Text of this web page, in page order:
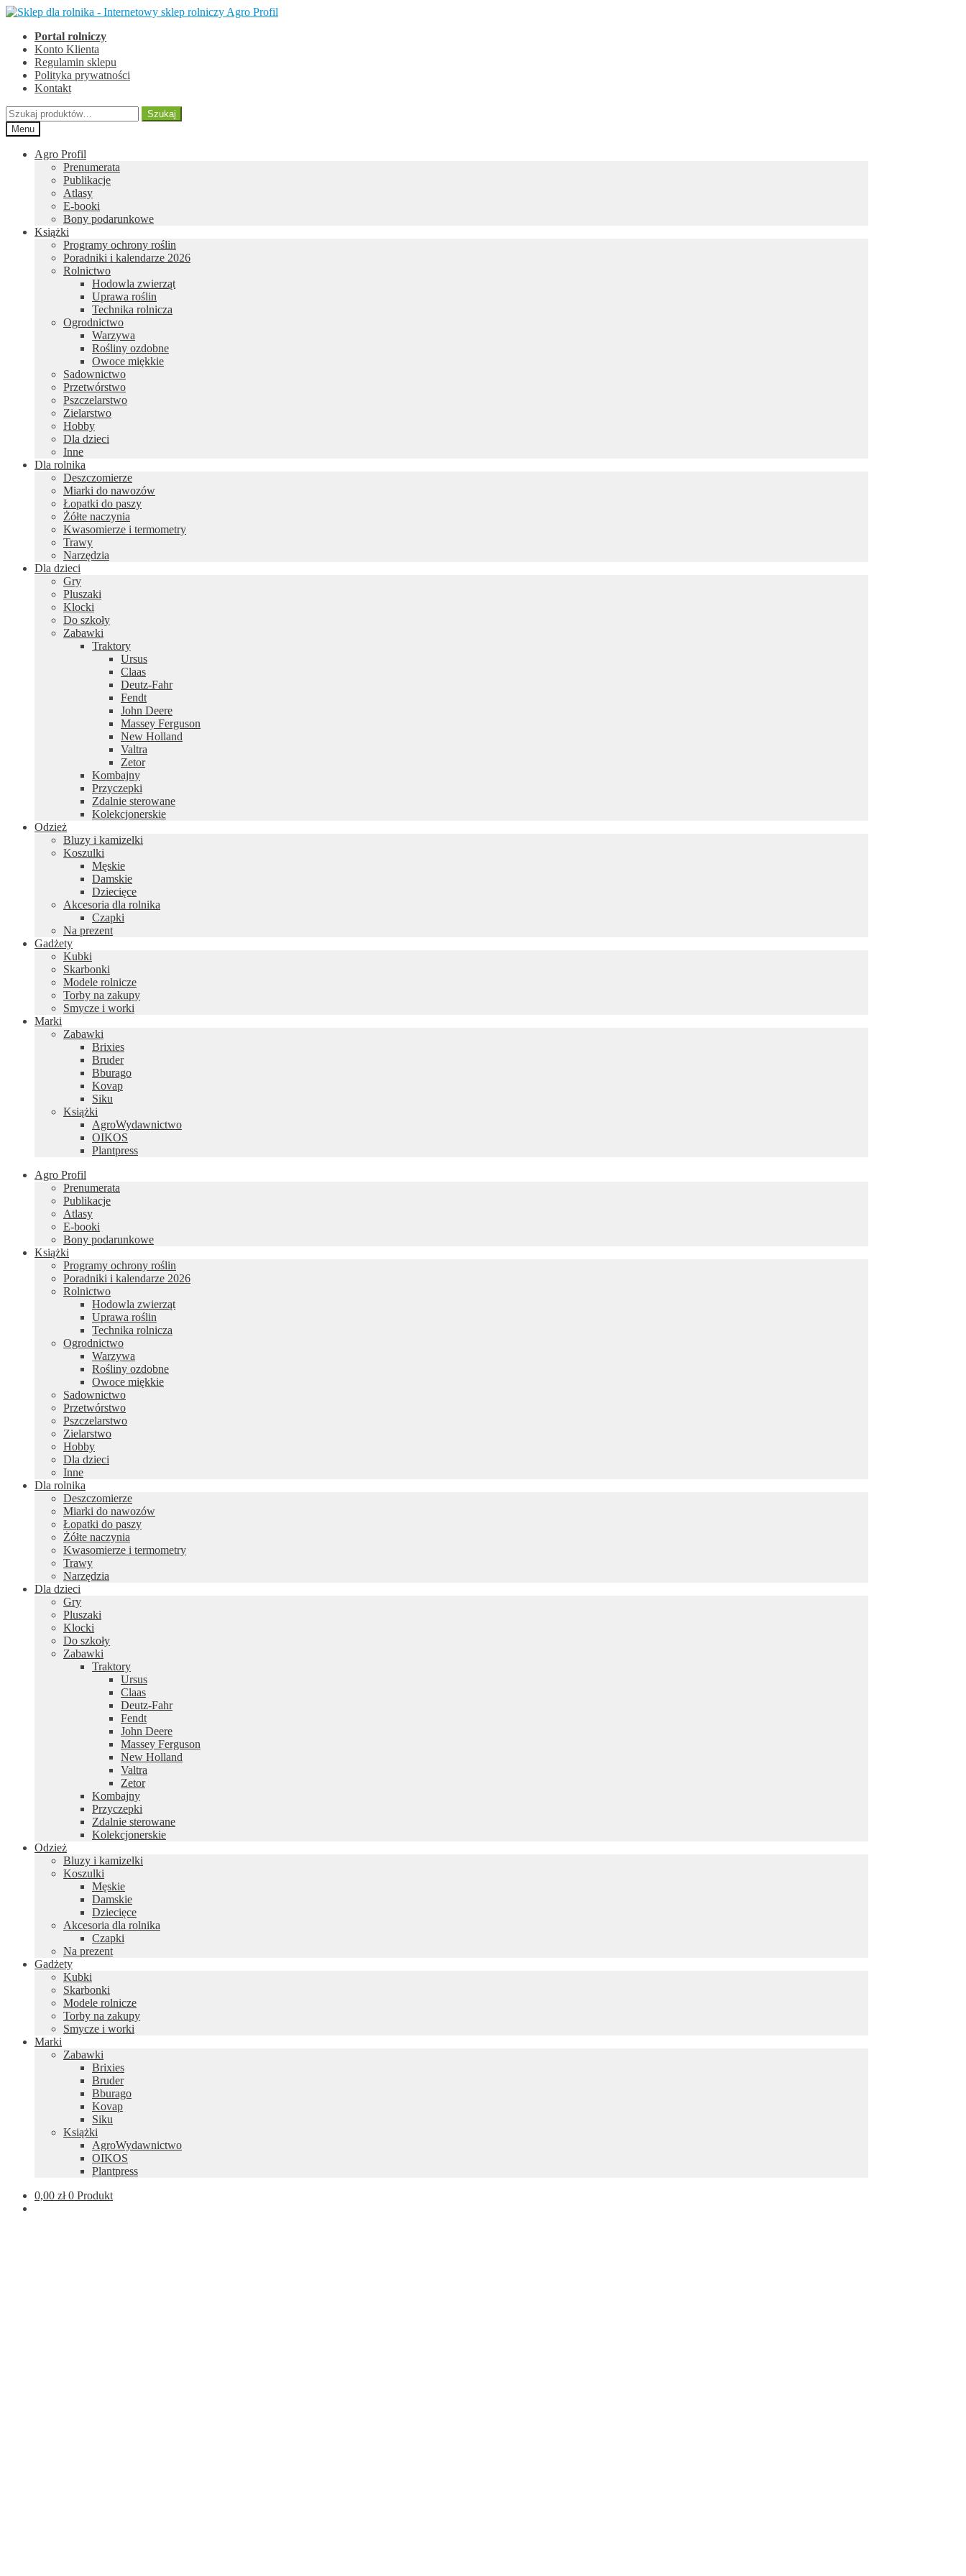
Przejdź
nawigacji
Przejdź
treści
Portal rolniczy
Konto Klienta
Regulamin sklepu
Polityka prywatności
Kontakt
Szukaj:
Szukaj
Menu
Agro Profil
Prenumerata
Publikacje
Atlasy
E-booki
Bony podarunkowe
Książki
Programy ochrony roślin
Poradniki i kalendarze 2026
Rolnictwo
Hodowla zwierząt
Uprawa roślin
Technika rolnicza
Ogrodnictwo
Warzywa
Rośliny ozdobne
Owoce miękkie
Sadownictwo
Przetwórstwo
Pszczelarstwo
Zielarstwo
Hobby
Dla dzieci
Inne
Dla rolnika
Deszczomierze
Miarki do nawozów
Łopatki do paszy
Żółte naczynia
Kwasomierze i termometry
Trawy
Narzędzia
Dla dzieci
Gry
Pluszaki
Klocki
Do szkoły
Zabawki
Traktory
Ursus
Claas
Deutz-Fahr
Fendt
John Deere
Massey Ferguson
New Holland
Valtra
Zetor
Kombajny
Przyczepki
Zdalnie sterowane
Kolekcjonerskie
Odzież
Bluzy i kamizelki
Koszulki
Męskie
Damskie
Dziecięce
Akcesoria dla rolnika
Czapki
Na prezent
Gadżety
Kubki
Skarbonki
Modele rolnicze
Torby na zakupy
Smycze i worki
Marki
Zabawki
Brixies
Bruder
Bburago
Kovap
Siku
Książki
AgroWydawnictwo
OIKOS
Plantpress
Agro Profil
Prenumerata
Publikacje
Atlasy
E-booki
Bony podarunkowe
Książki
Programy ochrony roślin
Poradniki i kalendarze 2026
Rolnictwo
Hodowla zwierząt
Uprawa roślin
Technika rolnicza
Ogrodnictwo
Warzywa
Rośliny ozdobne
Owoce miękkie
Sadownictwo
Przetwórstwo
Pszczelarstwo
Zielarstwo
Hobby
Dla dzieci
Inne
Dla rolnika
Deszczomierze
Miarki do nawozów
Łopatki do paszy
Żółte naczynia
Kwasomierze i termometry
Trawy
Narzędzia
Dla dzieci
Gry
Pluszaki
Klocki
Do szkoły
Zabawki
Traktory
Ursus
Claas
Deutz-Fahr
Fendt
John Deere
Massey Ferguson
New Holland
Valtra
Zetor
Kombajny
Przyczepki
Zdalnie sterowane
Kolekcjonerskie
Odzież
Bluzy i kamizelki
Koszulki
Męskie
Damskie
Dziecięce
Akcesoria dla rolnika
Czapki
Na prezent
Gadżety
Kubki
Skarbonki
Modele rolnicze
Torby na zakupy
Smycze i worki
Marki
Zabawki
Brixies
Bruder
Bburago
Kovap
Siku
Książki
AgroWydawnictwo
OIKOS
Plantpress
0,00 zł 0 Produkt